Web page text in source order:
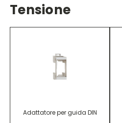
Tensione
Adattatore per guida DIN